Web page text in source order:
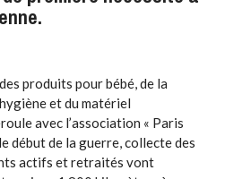
produits pour bébé, de la
et du matériel
avec l’association « Paris
début de la guerre, collecte des
actifs et retraités vont